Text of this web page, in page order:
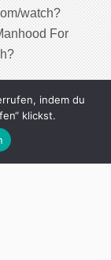
watch?
For
indem du
klickst.